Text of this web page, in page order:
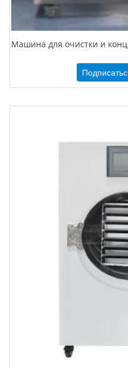
Машина для очистки и